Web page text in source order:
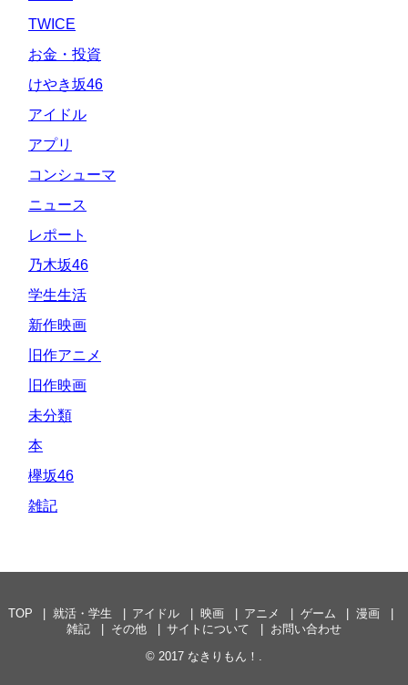
TWICE
お金・投資
けやき坂46
アイドル
アプリ
コンシューマ
ニュース
レポート
乃木坂46
学生生活
新作映画
旧作アニメ
旧作映画
未分類
本
欅坂46
雑記
TOP 就活・学生 アイドル 映画 アニメ ゲーム
漫画
雑記
その他 サイトについて
お問い合わせ
© 2017 なきりもん！ .